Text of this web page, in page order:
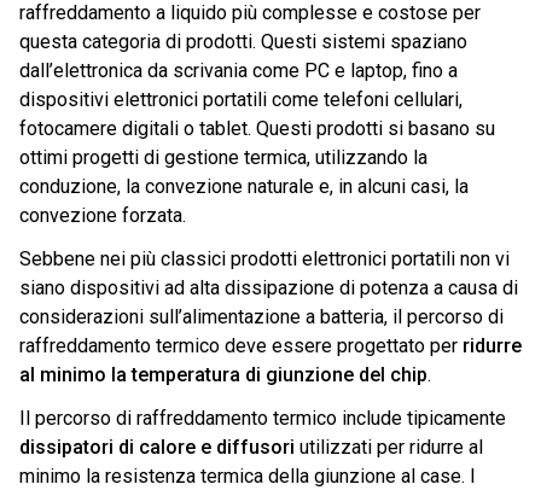
raffreddamento a liquido più complesse e costose per
questa categoria di prodotti. Questi sistemi spaziano
dall’elettronica da scrivania come PC e laptop, fino a
dispositivi elettronici portatili come telefoni cellulari,
fotocamere digitali o tablet. Questi prodotti si basano su
ottimi progetti di gestione termica, utilizzando la
conduzione, la convezione naturale e, in alcuni casi, la
convezione forzata.
Sebbene nei più classici prodotti elettronici portatili non vi
siano dispositivi ad alta dissipazione di potenza a causa di
considerazioni sull’alimentazione a batteria, il percorso di
raffreddamento termico deve essere progettato per ridurre
al minimo la temperatura di giunzione del chip.
Il percorso di raffreddamento termico include tipicamente
dissipatori di calore e diffusori utilizzati per ridurre al
minimo la resistenza termica della giunzione al case. I